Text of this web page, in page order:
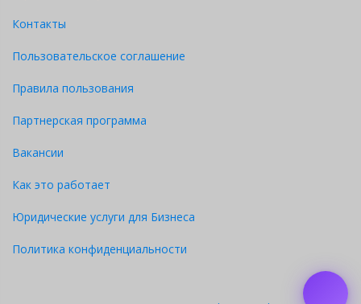
Контакты
Пользовательское соглашение
Правила пользования
Партнерская программа
Вакансии
Как это работает
Юридические услуги для Бизнеса
Политика конфиденциальности